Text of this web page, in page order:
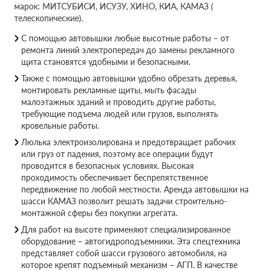
марок: МИТСУБИСИ, ИСУЗУ, ХИНО, КИА, КАМАЗ (
телескопические).
С помощью автовышки любые высотные работы – от
ремонта линий электропередач до замены рекламного
щита становятся удобными и безопасными.
Также с помощью автовышки удобно обрезать деревья,
монтировать рекламные щиты, мыть фасады
малоэтажных зданий и проводить другие работы,
требующие подъема людей или грузов, выполнять
кровельные работы.
Люлька электроизолирована и предотвращает рабочих
или груз от падения, поэтому все операции будут
проводится в безопасных условиях. Высокая
проходимость обеспечивает беспрепятственное
передвижение по любой местности. Аренда автовышки на
шасси КАМАЗ позволит решать задачи строительно-
монтажной сферы без покупки агрегата.
Для работ на высоте применяют специализированное
оборудование – автогидроподъемники. Эта спецтехника
представляет собой шасси грузового автомобиля, на
которое крепят подъемный механизм – АГП. В качестве